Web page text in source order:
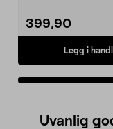
399,90
Legg i
Uvanlig